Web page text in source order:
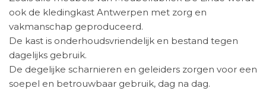
ook de kledingkast Antwerpen met zorg en
vakmanschap geproduceerd.
De kast is onderhoudsvriendelijk en bestand tegen
dagelijks gebruik.
De degelijke scharnieren en geleiders zorgen voor een
soepel en betrouwbaar gebruik, dag na dag.